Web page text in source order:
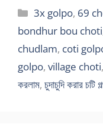
Categories
3x golpo, 69
bondhur bou choti
chudlam, coti
golpo, village choti,
করলাম, চুদাচুদি করার চটি